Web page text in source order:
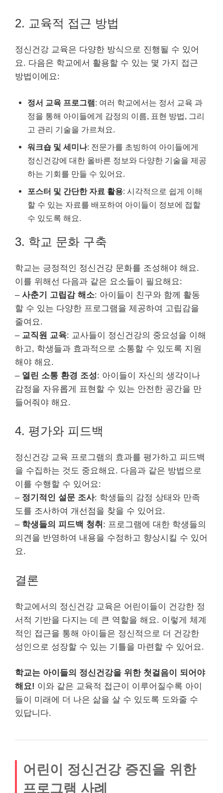
2. 교육적 접근 방법
정신건강 교육은 다양한 방식으로 진행될 수 있어
요. 다음은 학교에서 활용할 수 있는 몇 가지 접근
방법이에요:
정서 교육 프로그램: 여러 학교에서는 정서 교육 과
정을 통해 아이들에게 감정의 이름, 표현 방법, 그리
고 관리 기술을 가르쳐요.
워크숍 및 세미나: 전문가를 초빙하여 아이들에게
정신건강에 대한 올바른 정보와 다양한 기술을 제공
하는 기회를 만들 수 있어요.
포스터 및 간단한 자료 활용: 시각적으로 쉽게 이해
할 수 있는 자료를 배포하여 아이들이 정보에 접할
수 있도록 해요.
3. 학교 문화 구축
학교는 긍정적인 정신건강 문화를 조성해야 해요.
이를 위해선 다음과 같은 요소들이 필요해요:
– 사춘기 고립감 해소: 아이들이 친구와 함께 활동
할 수 있는 다양한 프로그램을 제공하여 고립감을
줄여요.
– 교직원 교육: 교사들이 정신건강의 중요성을 이해
하고, 학생들과 효과적으로 소통할 수 있도록 지원
해야 해요.
– 열린 소통 환경 조성: 아이들이 자신의 생각이나
감정을 자유롭게 표현할 수 있는 안전한 공간을 만
들어줘야 해요.
4. 평가와 피드백
정신건강 교육 프로그램의 효과를 평가하고 피드백
을 수집하는 것도 중요해요. 다음과 같은 방법으로
이를 수행할 수 있어요:
– 정기적인 설문 조사: 학생들의 감정 상태와 만족
도를 조사하여 개선점을 찾을 수 있어요.
– 학생들의 피드백 청취 : 프로그램에 대한 학생들의
의견을 반영하여 내용을 수정하고 향상시킬 수 있어
요.
결론
학교에서의 정신건강 교육은 어린이들이 건강한 정
서적 기반을 다지는 데 큰 역할을 해요. 이렇게 체계
적인 접근을 통해 아이들은 정신적으로 더 건강한
성인으로 성장할 수 있는 기틀을 마련할 수 있어요.
학교는 아이들의 정신건강을 위한 첫걸음이 되어야
해요! 이와 같은 교육적 접근이 이루어질수록 아이
들이 미래에 더 나은 삶을 살 수 있도록 도와줄 수
있답니다.
어린이 정신건강 증진을 위한
프로그램 사례